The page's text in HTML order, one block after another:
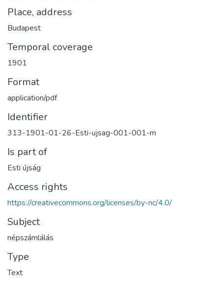
Place, address
Budapest
Temporal coverage
1901
Format
application/pdf
Identifier
313-1901-01-26-Esti-ujsag-001-001-m
Is part of
Esti újság
Access rights
https://creativecommons.org/licenses/by-nc/4.0/
Subject
népszámlálás
Type
Text